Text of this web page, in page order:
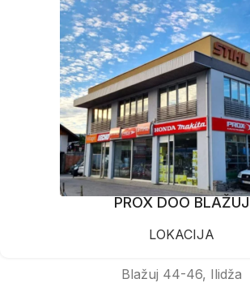
PROX DOO BLAŽUJ
LOKACIJA
Blažuj 44-46, Ilidža